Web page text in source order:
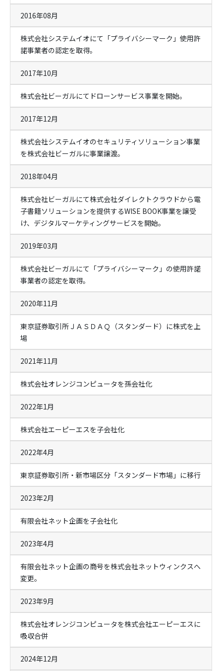
2016年08月
株式会社システムイオにて「プライバシーマーク」使用許
諾事業者の認定を取得。
2017年10月
株式会社ビーガルにてドローンサービス事業を開始。
2017年12月
株式会社システムイオのセキュリティソリューション事業
を株式会社ビーガルに事業譲渡。
2018年04月
株式会社ビーガルにて株式会社ダイレクトクラウドから電
子書籍ソリューションを提供するWISE BOOK事業を譲受
け、デジタルマーケティングサービスを開始。
2019年03月
株式会社ビーガルにて「プライバシーマーク」の使用許諾
事業者の認定を取得。
2020年11月
東京証券取引所ＪＡＳＤＡＱ（スタンダード）に株式を上
場
2021年11月
株式会社オレンジコンピュータを孫会社化
2022年1月
株式会社エーピーエスを子会社化
2022年4月
東京証券取引所・新市場区分「スタンダード市場」に移行
2023年2月
有限会社ネット企画を子会社化
2023年4月
有限会社ネット企画の商号を株式会社ネットウィンクスへ
変更。
2023年9月
株式会社オレンジコンピュータを株式会社エーピーエスに
吸収合併
2024年12月